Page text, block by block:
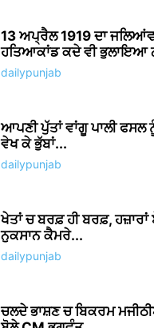
13 ਅਪ੍ਰੈਲ 1919 ਦਾ
ਹਤਿਆਕਾਂਡ ਕਦੇ ਵੀ ਭੁਲਾਇਆ
dailypunjab
ਆਪਣੀ ਪੁੱਤਾਂ ਵਾਂਗੂ ਪਾਲੀ ਫਸਲ
ਵੇਖ ਕੇ ਭੁੱਬਾਂ...
dailypunjab
ਖੇਤਾਂ ਚ ਬਰਫ਼ ਹੀ ਬਰਫ਼,
ਨੁਕਸਾਨ ਕੈਮਰੇ...
dailypunjab
ਚਲਦੇ ਭਾਸ਼ਣ ਚ ਬਿਕਰਮ